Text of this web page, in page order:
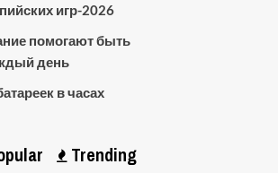
игр-2026
помогают быть
день
в часах
Trending